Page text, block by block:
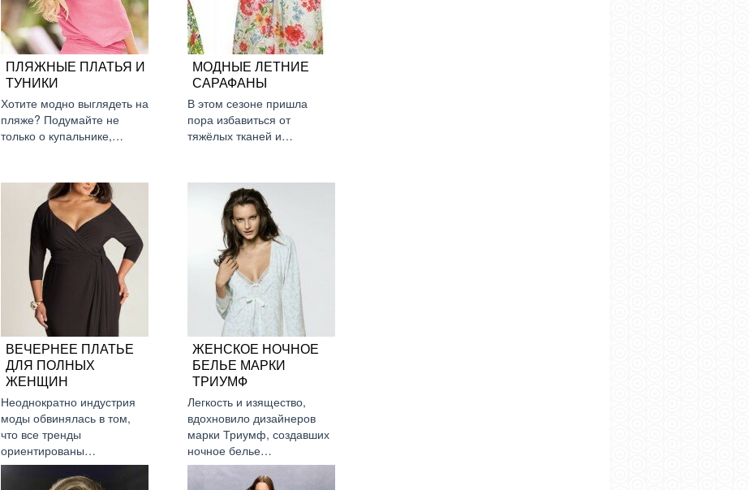
ПЛЯЖНЫЕ ПЛАТЬЯ И
ТУНИКИ
Хотите модно выглядеть на
пляже? Подумайте не
только о купальнике,…
МОДНЫЕ ЛЕТНИЕ
САРАФАНЫ
В этом сезоне пришла
пора избавиться от
тяжёлых тканей и…
ВЕЧЕРНЕЕ ПЛАТЬЕ
ДЛЯ ПОЛНЫХ
ЖЕНЩИН
Неоднократно индустрия
моды обвинялась в том,
что все тренды
ориентированы…
ЖЕНСКОЕ НОЧНОЕ
БЕЛЬЕ МАРКИ
ТРИУМФ
Легкость и изящество,
вдохновило дизайнеров
марки Триумф, создавших
ночное белье…